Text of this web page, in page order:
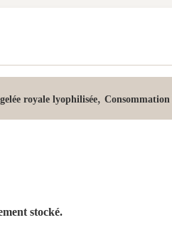
royale lyophilisée, Consommation
stocké.